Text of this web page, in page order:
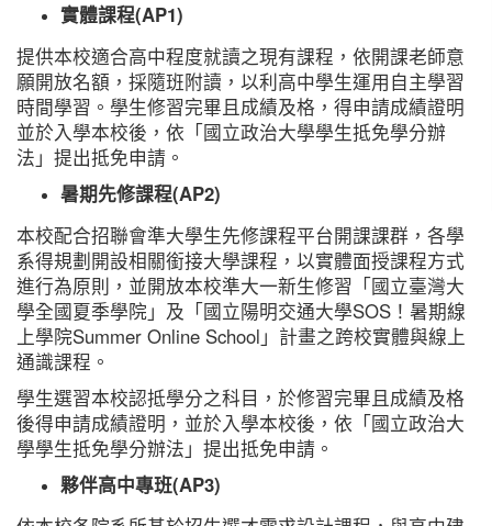
實體課程(AP1)
提供本校適合高中程度就讀之現有課程，依開課老師意
願開放名額，採隨班附讀，以利高中學生運用自主學習
時間學習。學生修習完畢且成績及格，得申請成績證明
並於入學本校後，依「國立政治大學學生抵免學分辦
法」提出抵免申請。
暑期先修課程(AP2)
本校配合招聯會準大學生先修課程平台開課課群，各學
系得規劃開設相關銜接大學課程，以實體面授課程方式
進行為原則，並開放本校準大一新生修習「國立臺灣大
學全國夏季學院」及「國立陽明交通大學SOS！暑期線
上學院Summer Online School」計畫之跨校實體與線上
通識課程。
學生選習本校認抵學分之科目，於修習完畢且成績及格
後得申請成績證明，並於入學本校後，依「國立政治大
學學生抵免學分辦法」提出抵免申請。
夥伴高中專班(AP3)